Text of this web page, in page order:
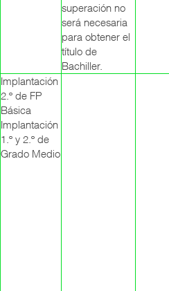
superación no
será necesaria
para obtener el
título de
Bachiller.
Implantación
2.º de FP
Básica
Implantación
1.º y 2.º de
Grado Medio